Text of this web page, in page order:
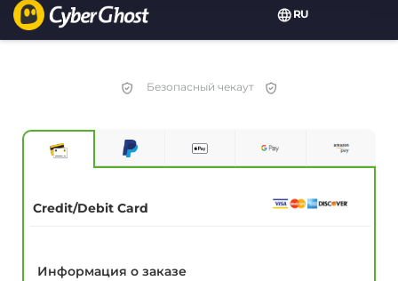
RU
Безопасный чекаут
Credit/Debit Card
Информация о заказе